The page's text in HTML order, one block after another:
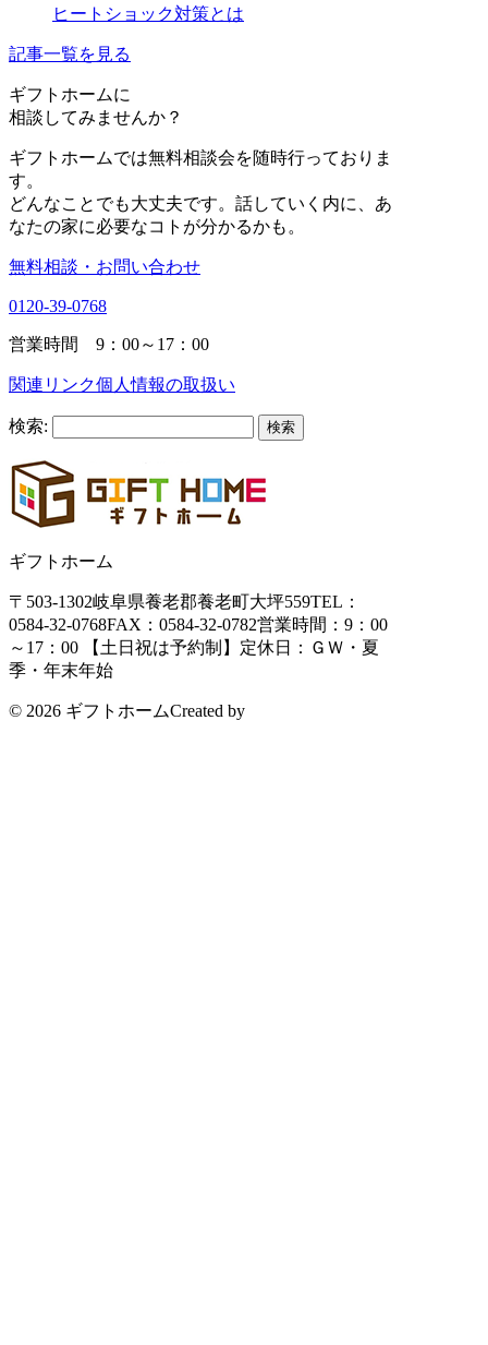
ヒートショック対策とは
記事一覧を見る
ギフトホームに
相談 してみませんか？
ギフトホームでは無料相談会を随時行っておりま
す。
どんなことでも大丈夫です。話していく内に、あ
なたの家に必要なコトが分かるかも。
無料相談・お問い合わせ
0120-39-0768
営業時間 9：00～17：00
関連リンク個人情報の取扱い
検索:
ギフトホーム
〒503-1302岐阜県養老郡養老町大坪559TEL：
0584-32-0768FAX：0584-32-0782営業時間：9：00
～17：00 【土日祝は予約制】 定休日：ＧＷ・夏
季・年末年始
© 2026 ギフトホームCreated by